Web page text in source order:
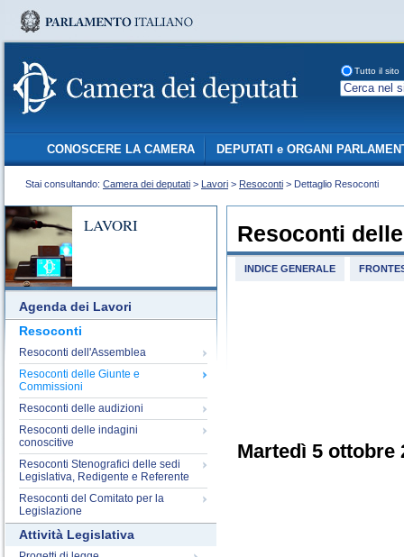
Tutto il sito
CONOSCERE LA CAMERA DEPUTATI e ORGANI
Stai consultando: Camera dei deputati > Lavori > Resoconti > Dettaglio Resoconti
LAVORI
Agenda dei Lavori
Resoconti
Resoconti dell'Assemblea
Resoconti delle Giunte e
Commissioni
Resoconti delle audizioni
Resoconti delle indagini
conoscitive
Resoconti Stenografici delle sedi
Legislativa, Redigente e Referente
Resoconti del Comitato per la
Legislazione
Attività Legislativa
Resoconti
INDICE GENERALE
Martedì 5 ottobre